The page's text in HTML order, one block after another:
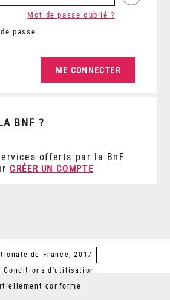
passe
Mot de passe oublié ?
BNF ?
offerts par la BnF
CRÉER UN COMPTE
de France, 2017
Conditions d'utilisation
conforme